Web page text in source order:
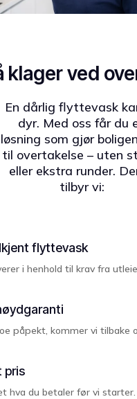
klager ved
En dårlig flyttevask
dyr. Med oss får du
løsning som gjør
til overtakelse – uten
eller ekstra runder.
tilbyr vi:
flyttevask
i henhold til krav fra
påpekt, kommer vi tilbake
pris
hva du betaler før vi starter.